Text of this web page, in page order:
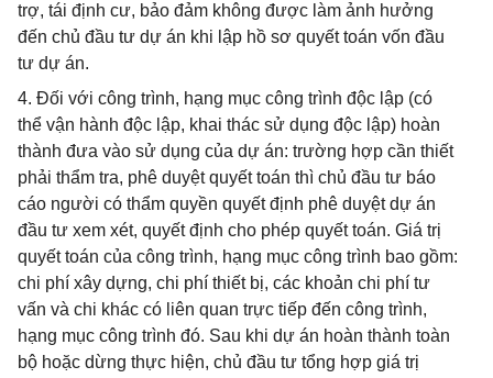
trợ, tái định cư, bảo đảm không được làm ảnh hưởng
đến chủ đầu tư dự án khi lập hồ sơ quyết toán vốn đầu
tư dự án.
4. Đối với công trình, hạng mục công trình độc lập (có
thể vận hành độc lập, khai thác sử dụng độc lập) hoàn
thành đưa vào sử dụng của dự án: trường hợp cần thiết
phải thẩm tra, phê duyệt quyết toán thì chủ đầu tư báo
cáo người có thẩm quyền quyết định phê duyệt dự án
đầu tư xem xét, quyết định cho phép quyết toán. Giá trị
quyết toán của công trình, hạng mục công trình bao gồm:
chi phí xây dựng, chi phí thiết bị, các khoản chi phí tư
vấn và chi khác có liên quan trực tiếp đến công trình,
hạng mục công trình đó. Sau khi dự án hoàn thành toàn
bộ hoặc dừng thực hiện, chủ đầu tư tổng hợp giá trị